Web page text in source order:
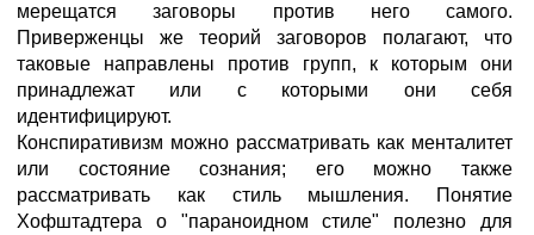
мерещатся заговоры против него самого.
Приверженцы же теорий заговоров полагают, что
таковые направлены против групп, к которым они
принадлежат или с которыми они себя
идентифицируют.
Конспиративизм можно рассматривать как менталитет
или состояние сознания; его можно также
рассматривать как стиль мышления. Понятие
Хофштадтера о "параноидном стиле" полезно для